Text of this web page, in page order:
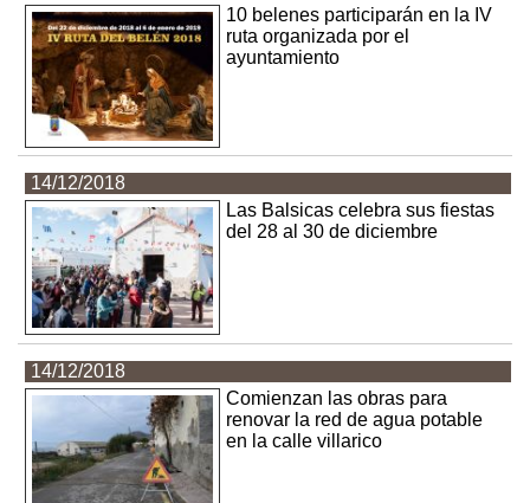
10 belenes participarán en la IV
ruta organizada por el
ayuntamiento
14/12/2018
Las Balsicas celebra sus fiestas
del 28 al 30 de diciembre
14/12/2018
Comienzan las obras para
renovar la red de agua potable
en la calle villarico